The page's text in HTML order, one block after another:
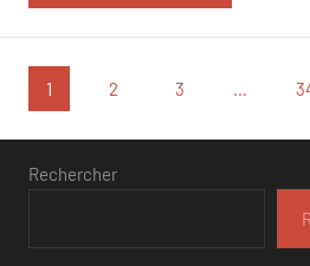
Pagination
des
publications
1 2 3 …
Rechercher